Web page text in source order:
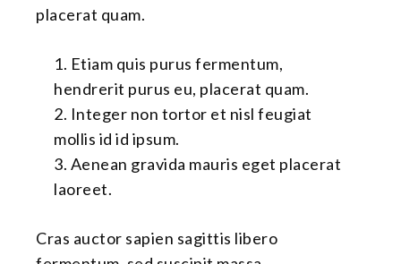
placerat quam.
Etiam quis purus fermentum,
hendrerit purus eu, placerat quam.
Integer non tortor et nisl feugiat
mollis id id ipsum.
Aenean gravida mauris eget placerat
laoreet.
Cras auctor sapien sagittis libero